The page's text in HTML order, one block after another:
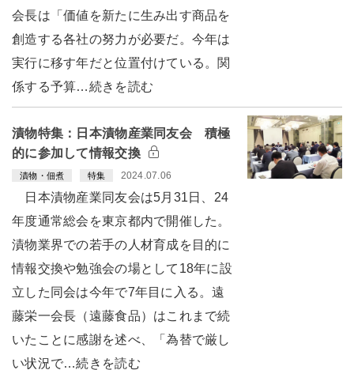
会長は「価値を新たに生み出す商品を
創造する各社の努力が必要だ。今年は
実行に移す年だと位置付けている。関
係する予算…続きを読む
漬物特集：日本漬物産業同友会 積極
的に参加して情報交換
漬物・佃煮 特集 2024.07.06
日本漬物産業同友会は5月31日、24
年度通常総会を東京都内で開催した。
漬物業界での若手の人材育成を目的に
情報交換や勉強会の場として18年に設
立した同会は今年で7年目に入る。遠
藤栄一会長（遠藤食品）はこれまで続
いたことに感謝を述べ、「為替で厳し
い状況で…続きを読む